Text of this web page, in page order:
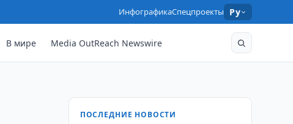
ИнфографикаСпецпроекты Ру
В мире Media OutReach Newswire
ПОСЛЕДНИЕ НОВОСТИ